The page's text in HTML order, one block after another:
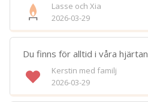
Lasse och Xia
2026-03-29
Du finns för alltid i våra hjärtan
Kerstin med familj
2026-03-29